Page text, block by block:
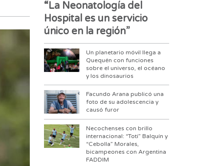
“La Neonatología del
Hospital es un servicio
único en la región”
Un planetario móvil llega a
Quequén con funciones
sobre el universo, el océano
y los dinosaurios
Facundo Arana publicó una
foto de su adolescencia y
causó furor
Necochenses con brillo
internacional: “Toti” Balquín y
“Cebolla” Morales,
bicampeones con Argentina
FADDIM